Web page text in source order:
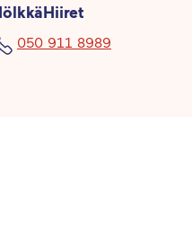
050 911 8989